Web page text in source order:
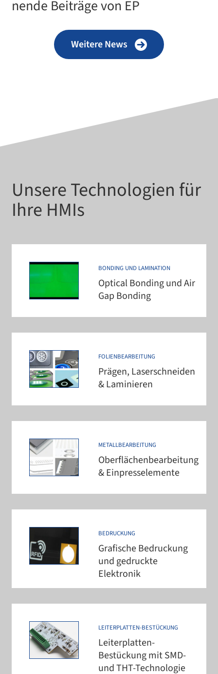
nende Beiträge von EP
Weitere News
Unsere Technologien für
Ihre HMIs
BONDING UND LAMINATION
Optical Bonding und Air
Gap Bonding
FOLIENBEARBEITUNG
Prägen, Laserschneiden
& Laminieren
METALLBEARBEITUNG
Oberflächenbearbeitung
& Einpresselemente
BEDRUCKUNG
Grafische Bedruckung
und gedruckte
Elektronik
LEITERPLATTEN-​BESTÜCKUNG
Leiterplatten-​
Bestückung mit SMD-
und THT-Technologie